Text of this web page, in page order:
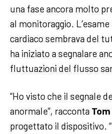
una fase ancora molto
al monitoraggio.
cardiaco sembrava del
ha iniziato a segnalare
fluttuazioni del flusso
“Ho visto che il segnale
anormale”, racconta
progettato il dispositivo.